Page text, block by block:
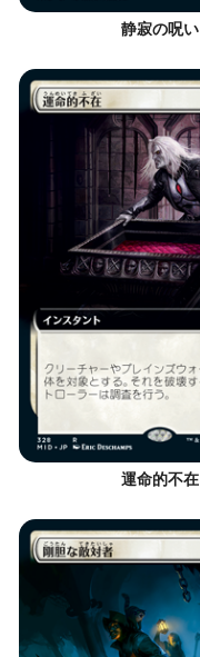
静寂の呪い
運命的不在